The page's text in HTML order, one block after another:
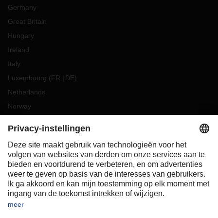
Germany
Great Britain
Hungary
Ireland
Italy
Luxembourg (FR DE)
Netherlands
Norway
Romania
Slovakia
Spain
Sweden
Switzerland